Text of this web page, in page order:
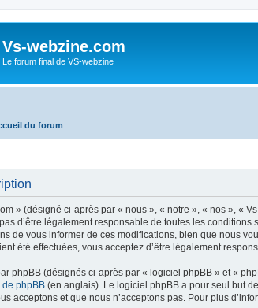
Vs-webzine.com
Le forum final de VS-webzine
du forum
» (désigné ci-après par « nous », « notre », « nos », «
d’être légalement responsable de toutes les
de vous informer de ces modifications, bien que nous
été effectuées, vous acceptez d’être légalement
phpBB (désignés ci-après par « logiciel phpBB » et «
de phpBB (en anglais). Le logiciel phpBB a pour seul but
acceptons et que nous n’acceptons pas. Pour plus